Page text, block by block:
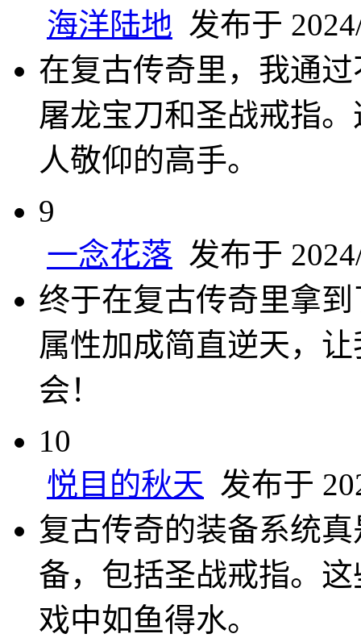
海洋陆地 发布于
在复古传奇里，我通
屠龙宝刀和圣战戒指
人敬仰的高手。
9
一念花落 发布于
终于在复古传奇里拿
属性加成简直逆天，
会！
10
悦目的秋天 发布于
复古传奇的装备系统
备，包括圣战戒指。
戏中如鱼得水。